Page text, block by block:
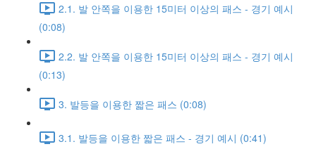
2.1. 발 안쪽을 이용한 15미터 이상의 패스 - 경기 예시
(0:08)
2.2. 발 안쪽을 이용한 15미터 이상의 패스 - 경기 예시
(0:13)
3. 발등을 이용한 짧은 패스 (0:08)
3.1. 발등을 이용한 짧은 패스 - 경기 예시 (0:41)